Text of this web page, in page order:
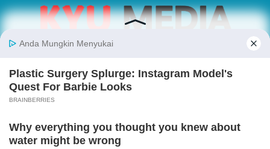
Kabarbaru.co menyajikan berita aktual dan
Follow Kabarbaru